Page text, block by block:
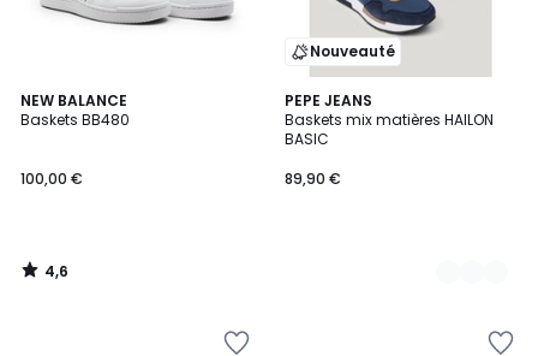
NEW BALANCE
Baskets BB480
100,00 €
4,6
/ 5
4,6
/
Nouveauté
PEPE JEANS
Baskets mix matières HAILON
BASIC
89,90 €
2
Couleurs